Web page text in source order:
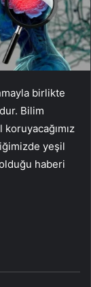
birlikte
Bilim
yeşil
haberi